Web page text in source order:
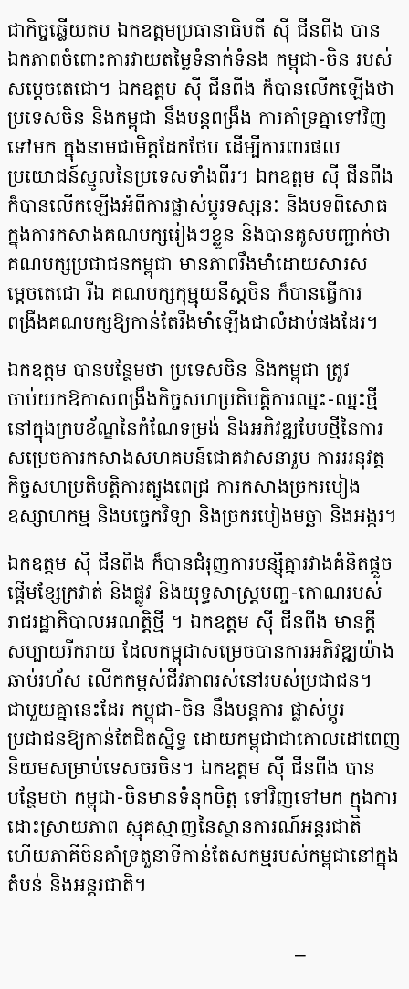
ជាកិច្ចឆ្លើយតប ឯកឧត្តមប្រធានាធិបតី ស៊ី ជីនពីង បាន
ឯកភាពចំពោះការវាយតម្លៃទំនាក់ទំនង កម្ពុជា-ចិន របស់
សម្តេចតេជោ។ ឯកឧត្តម ស៊ី ជីនពីង ក៏បានលើកឡើងថា
ប្រទេសចិន និងកម្ពុជា នឹងបន្តពង្រឹង ការគាំទ្រគ្នាទៅវិញ
ទៅមក ក្នុងនាមជាមិត្តដែកថែប ដើម្បីការពារផល
ប្រយោជន៍ស្នូលនៃប្រទេសទាំងពីរ។ ឯកឧត្តម ស៊ី ជីនពីង
ក៏បានលើកឡើងអំពីការផ្លាស់ប្តូរទស្សនៈ និងបទពិសោធ
ក្នុងការកសាងគណបក្សរៀងៗខ្លួន និងបានគូសបញ្ជាក់ថា
គណបក្សប្រជាជនកម្ពុជា មានភាពរឹងមាំដោយសារស
ម្តេចតេជោ រីឯ គណបក្សកុម្មុយនីស្តចិន ក៏បានធ្វើការ
ពង្រឹងគណបក្សឱ្យកាន់តែរឹងមាំឡើងជាលំដាប់ផងដែរ។
ឯកឧត្តម បានបន្ថែមថា ប្រទេសចិន និងកម្ពុជា ត្រូវ
ចាប់យកឱកាសពង្រឹងកិច្ចសហប្រតិបត្តិការឈ្នះ-ឈ្នះថ្មី
នៅក្នុងក្របខ័ណ្ឌនៃកំណែទម្រង់ និងអភិវឌ្ឍបែបថ្មីនៃការ
សម្រេចការកសាងសហគមន៍ជោគវាសនារួម ការអនុវត្ត
កិច្ចសហប្រតិបត្តិការត្បូងពេជ្រ ការកសាងច្រករបៀង
ឧស្សាហកម្ម និងបច្ចេកវិទ្យា និងច្រករបៀងមច្ឆា និងអង្ករ។
ឯកឧត្តម ស៊ី ជីនពីង ក៏បានជំរុញការបន្ស៊ីគ្នារវាងគំនិតផ្តួច
ផ្តើមខ្សែក្រវាត់ និងផ្លូវ និងយុទ្ធសាស្ត្របញ្ច-កោណរបស់
រាជរដ្ឋាភិបាលអណត្តិថ្មី ។ ឯកឧត្តម ស៊ី ជីនពីង មានក្តី
សប្បាយរីករាយ ដែលកម្ពុជាសម្រេចបានការអភិវឌ្ឍយ៉ាង
ឆាប់រហ័ស លើកកម្ពស់ជីវភាពរស់នៅរបស់ប្រជាជន។
ជាមួយគ្នានេះដែរ កម្ពុជា-ចិន នឹងបន្តការ ផ្លាស់ប្តូរ
ប្រជាជនឱ្យកាន់តែជិតស្និទ្ធ ដោយកម្ពុជាជាគោលដៅពេញ
និយមសម្រាប់ទេសចរចិន។ ឯកឧត្តម ស៊ី ជីនពីង បាន
បន្ថែមថា កម្ពុជា-ចិនមានទំនុកចិត្ត ទៅវិញទៅមក ក្នុងការ
ដោះស្រាយភាព ស្មុគស្មាញនៃស្ថានការណ៍អន្តរជាតិ
ហើយភាគីចិនគាំទ្រតួនាទីកាន់តែសកម្មរបស់កម្ពុជានៅក្នុង
តំបន់ និងអន្តរជាតិ។
–